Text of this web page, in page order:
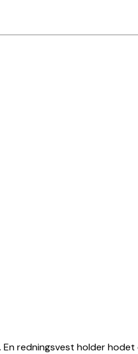
redningsvest holder